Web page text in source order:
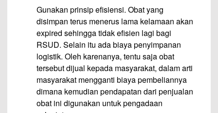
Gunakan prinsip efisiensi. Obat yang
disimpan terus menerus lama kelamaan akan
expired sehingga tidak efisien lagi bagi
RSUD. Selain itu ada biaya penyimpanan
logistik. Oleh karenanya, tentu saja obat
tersebut dijual kepada masyarakat, dalam arti
masyarakat mengganti biaya pembeliannya
dimana kemudian pendapatan dari penjualan
obat ini digunakan untuk pengadaan